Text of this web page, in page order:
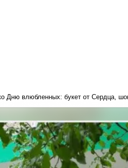
Дню влюбленных: букет от Сердца,